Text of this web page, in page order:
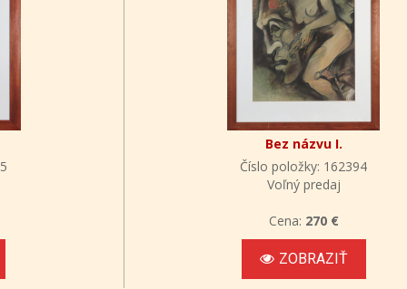
Bez názvu I.
Číslo položky: 162394
Voľný predaj
Cena: 270 €
ZOBRAZIŤ